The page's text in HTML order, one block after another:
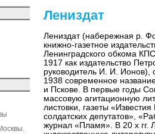
Лениздат
Лениздат (набережная р.
книжно-газетное
Ленинградского обкома
1917 как издательство
руководитель И. И. Ионов),
1938 современное
и Пскове. В первые годы
массовую агитационную
листовки, газеты
солдатских депутатов»,
журнал «Пламя». В 20 х гг.